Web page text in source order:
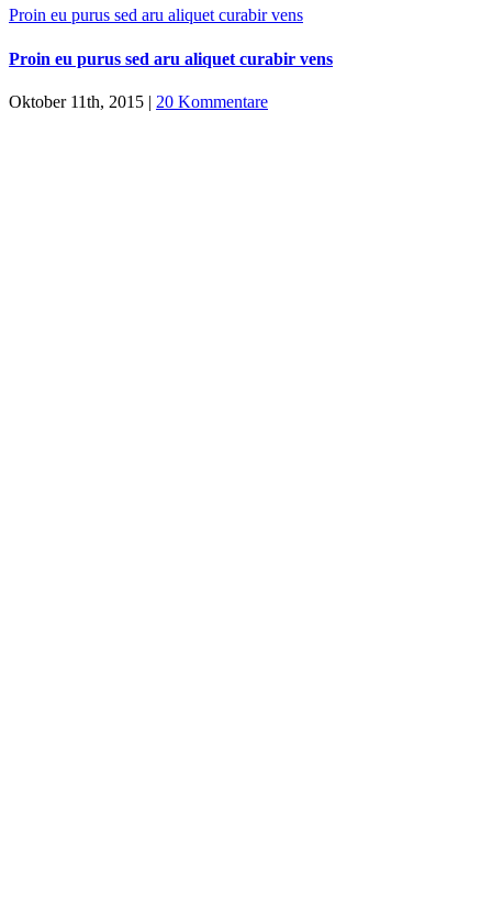
Proin eu purus sed aru aliquet curabir vens
Proin eu purus sed aru aliquet curabir vens
Oktober 11th, 2015 | 20 Kommentare